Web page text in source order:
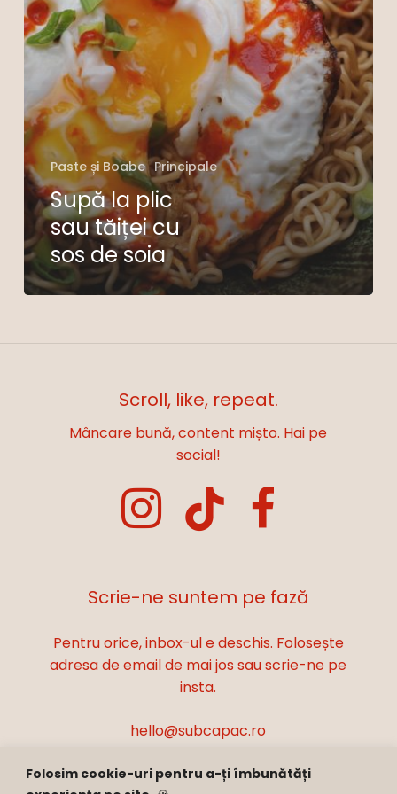
Folosim cookie-uri pentru a-ți îmbunătăți
Nu ai niciun produs în coș.
Go To Shop
soia
Paste și Boabe Principale
Supă la plic
sau tăiței cu
sos de soia
Scroll, like, repeat.
Mâncare bună, content mișto. Hai pe
social!
Scrie-ne suntem pe fază
Pentru orice, inbox-ul e deschis. Folosește
adresa de email de mai jos sau scrie-ne pe
insta.
hello@subcapac.ro